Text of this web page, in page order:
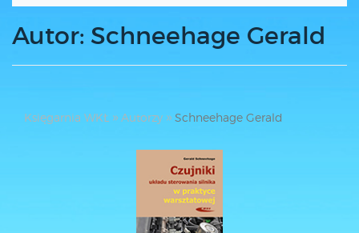
Autor: Schneehage Gerald
Księgarnia WKŁ Autorzy Schneehage Gerald